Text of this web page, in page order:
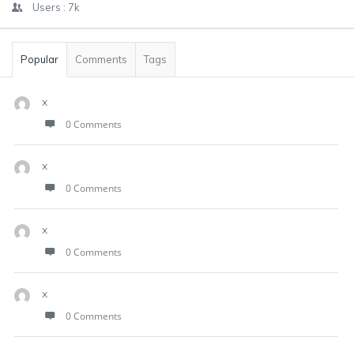
Users : 7k
Popular Comments Tags
x
0 Comments
x
0 Comments
x
0 Comments
x
0 Comments